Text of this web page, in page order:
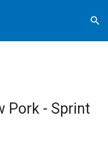
search
Pork - Sprint